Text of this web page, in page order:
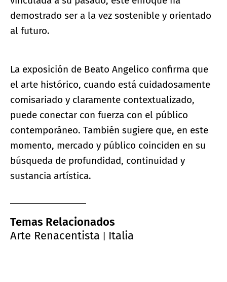
demostrado ser a la vez sostenible y orientado
al futuro.
La exposición de Beato Angelico confirma que
el arte histórico, cuando está cuidadosamente
comisariado y claramente contextualizado,
puede conectar con fuerza con el público
contemporáneo. También sugiere que, en este
momento, mercado y público coinciden en su
búsqueda de profundidad, continuidad y
sustancia artística.
Temas Relacionados
Arte Renacentista
Italia